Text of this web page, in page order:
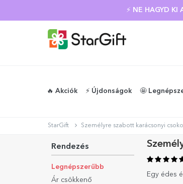
⚡ NE HAGYD
🔥 Akciók ⚡️ Újdonságok 🤩
StarGift Személyre szabott karácsonyi
Rendezés
Legnépszerűbb
Ár csökkenő
Egy édes